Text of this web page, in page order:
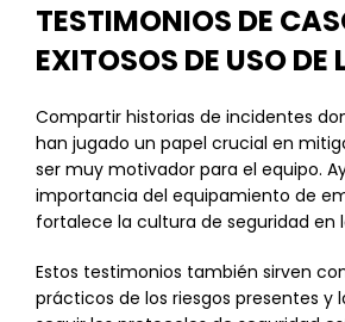
TESTIMONIOS DE
EXITOSOS DE USO
Compartir historias de incidentes
han jugado un papel crucial en
ser muy motivador para el equipo.
importancia del equipamiento de
fortalece la cultura de seguridad en
Estos testimonios también sirven
prácticos de los riesgos presentes y